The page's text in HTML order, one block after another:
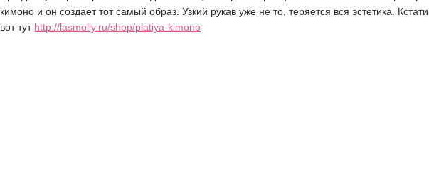
кимоно и он создаёт тот самый образ. Узкий рукав уже не то, теряется вся эстетика.
вот тут http://lasmolly.ru/shop/platiya-kimono